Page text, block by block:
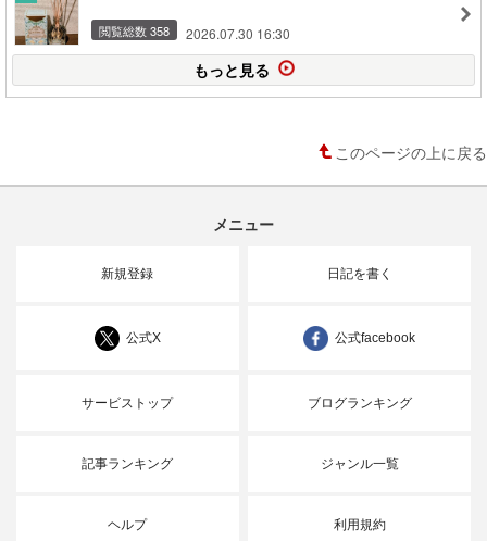
閲覧総数 358 2026.07.30 16:30
もっと見る
このページの上に戻る
メニュー
新規登録 日記を書く
公式X 公式facebook
サービストップ ブログランキング
記事ランキング ジャンル一覧
ヘルプ 利用規約